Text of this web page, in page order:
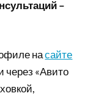
–
насайте
через «Авито